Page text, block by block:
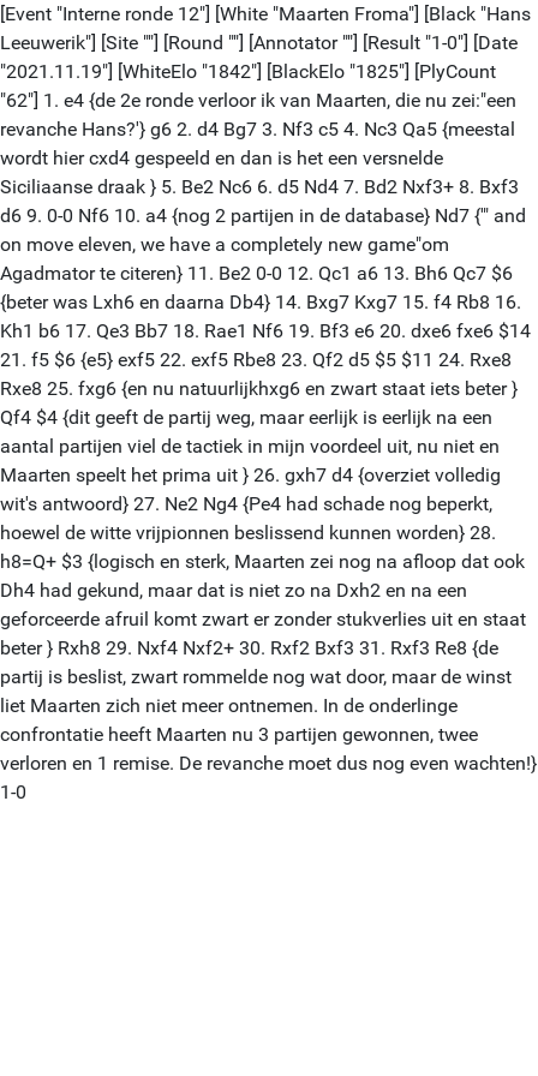
[Event "Interne ronde 12"] [White "Maarten Froma"] [Black "Hans
Leeuwerik"] [Site ""] [Round ""] [Annotator ""] [Result "1-0"] [Date
"2021.11.19"] [WhiteElo "1842"] [BlackElo "1825"] [PlyCount
"62"] 1. e4 {de 2e ronde verloor ik van Maarten, die nu zei:"een
revanche Hans?'} g6 2. d4 Bg7 3. Nf3 c5 4. Nc3 Qa5 {meestal
wordt hier cxd4 gespeeld en dan is het een versnelde
Siciliaanse draak } 5. Be2 Nc6 6. d5 Nd4 7. Bd2 Nxf3+ 8. Bxf3
d6 9. 0-0 Nf6 10. a4 {nog 2 partijen in de database} Nd7 {'" and
on move eleven, we have a completely new game"om
Agadmator te citeren} 11. Be2 0-0 12. Qc1 a6 13. Bh6 Qc7 $6
{beter was Lxh6 en daarna Db4} 14. Bxg7 Kxg7 15. f4 Rb8 16.
Kh1 b6 17. Qe3 Bb7 18. Rae1 Nf6 19. Bf3 e6 20. dxe6 fxe6 $14
21. f5 $6 {e5} exf5 22. exf5 Rbe8 23. Qf2 d5 $5 $11 24. Rxe8
Rxe8 25. fxg6 {en nu natuurlijkhxg6 en zwart staat iets beter }
Qf4 $4 {dit geeft de partij weg, maar eerlijk is eerlijk na een
aantal partijen viel de tactiek in mijn voordeel uit, nu niet en
Maarten speelt het prima uit } 26. gxh7 d4 {overziet volledig
wit's antwoord} 27. Ne2 Ng4 {Pe4 had schade nog beperkt,
hoewel de witte vrijpionnen beslissend kunnen worden} 28.
h8=Q+ $3 {logisch en sterk, Maarten zei nog na afloop dat ook
Dh4 had gekund, maar dat is niet zo na Dxh2 en na een
geforceerde afruil komt zwart er zonder stukverlies uit en staat
beter } Rxh8 29. Nxf4 Nxf2+ 30. Rxf2 Bxf3 31. Rxf3 Re8 {de
partij is beslist, zwart rommelde nog wat door, maar de winst
liet Maarten zich niet meer ontnemen. In de onderlinge
confrontatie heeft Maarten nu 3 partijen gewonnen, twee
verloren en 1 remise. De revanche moet dus nog even wachten!}
1-0